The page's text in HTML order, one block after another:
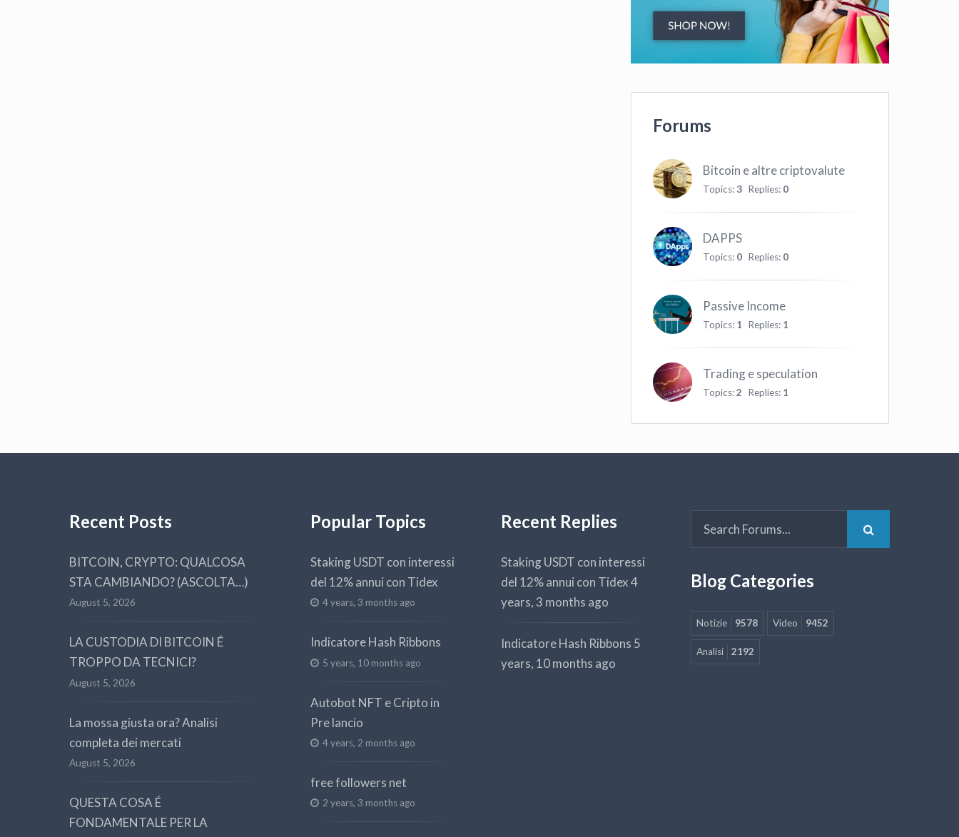
Forums
Bitcoin e altre criptovalute
Topics:3 Replies: 0
DAPPS
Topics: 0 Replies: 0
Passive Income
Topics: 1 Replies: 1
Trading e speculation
Topics:2 Replies: 1
Recent Posts
BITCOIN, CRYPTO: QUALCOSA
STA CAMBIANDO? (ASCOLTA…)
August 5, 2026
LA CUSTODIA DI BITCOIN É
TROPPO DA TECNICI?
August 5, 2026
La mossa giusta ora? Analisi
completa dei mercati
August 5, 2026
QUESTA COSA É
FONDAMENTALE PER LA
Popular Topics
Staking USDT con interessi
del 12% annui con Tidex
4 years, 3 months ago
Indicatore Hash Ribbons
5 years, 10 months ago
Autobot NFT e Cripto in
Pre lancio
4 years, 2 months ago
free followers net
2 years, 3 months ago
Recent Replies
Staking USDT con interessi
del 12% annui con Tidex4
years, 3 months ago
Indicatore Hash Ribbons 5
years, 10 months ago
Blog Categories
Notizie 9578 Video 9452
Analisi 2192